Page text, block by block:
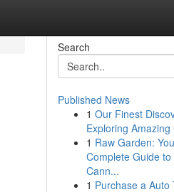
Search
Published News
1 Our Finest
Exploring Amazing
1 Raw Garden:
Complete Guide to
Cann...
1 Purchase a Auto